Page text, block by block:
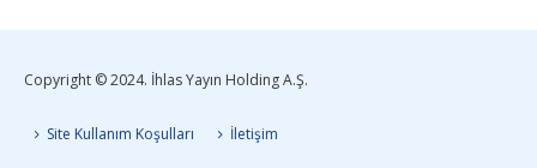
Copyright © 2024. İhlas Yayın Holding A.Ş.
Site Kullanım Koşulları İletişim